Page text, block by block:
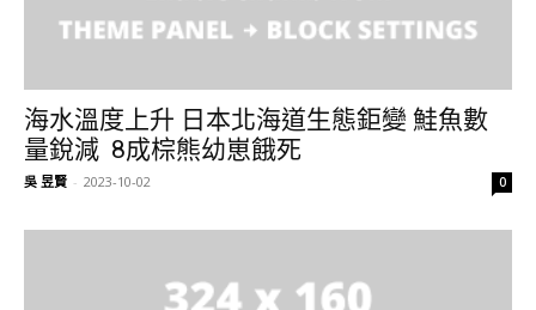
海水溫度上升 日本北海道生態鉅變 鮭魚數
量銳減 8成棕熊幼崽餓死
吳 昱賢 - 2023-10-02 0